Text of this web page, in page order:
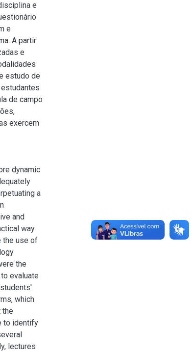
e
e
A partir
e
estudo de
de campo
exercem
dynamic
a
and
way.
the use of
the
evaluate
which
the
to identify
lectures